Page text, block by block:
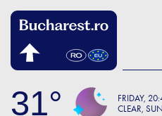
31 FRIDAY
CLEAR,